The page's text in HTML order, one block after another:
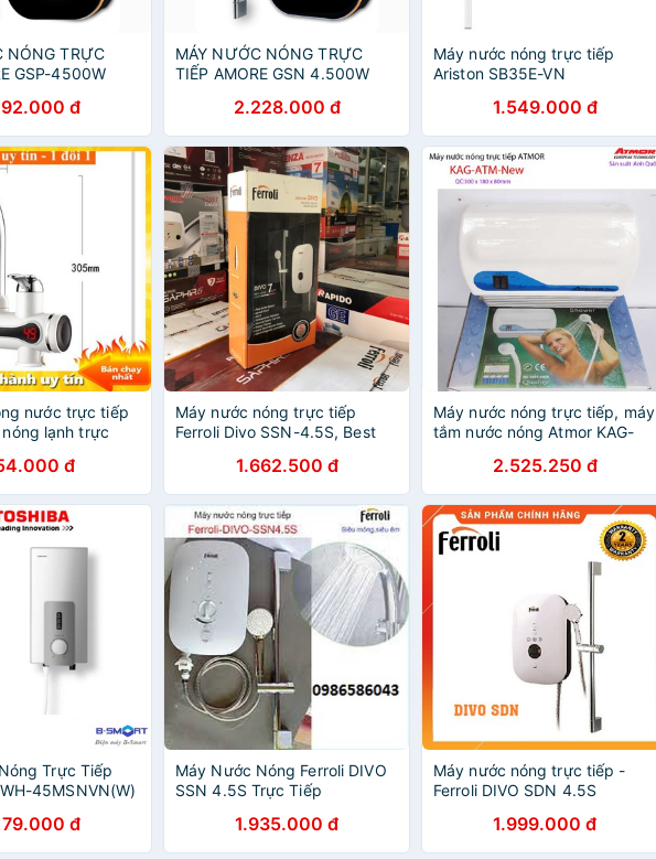
NÓNG TRỰC
GSP-4500W
đ
MÁY NƯỚC NÓNG TRỰC
TIẾP AMORE GSN 4.500W
2.228.000 đ
Máy nước nóng trực tiếp
Ariston SB35E-VN
1.549.000 đ
nước trực tiếp
lạnh trực
nhanh
đ
Máy nước nóng trực tiếp
Ferroli Divo SSN-4.5S, Best
chống giật hiệu suất cao
1.662.500 đ
Máy nước nóng trực tiếp, máy
tắm nước nóng Atmor KAG-
2.525.250 đ
Trực Tiếp
45MSNVN(W)
đ
Máy Nước Nóng Ferroli DIVO
SSN 4.5S Trực Tiếp
1.935.000 đ
Máy nước nóng trực tiếp -
Ferroli DIVO SDN 4.5S
1.999.000 đ